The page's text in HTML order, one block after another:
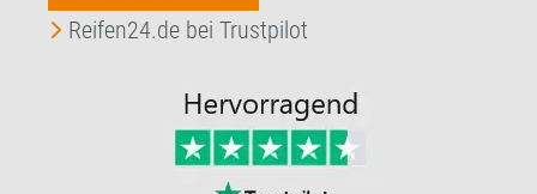
Reifen24.de bei Trustpilot